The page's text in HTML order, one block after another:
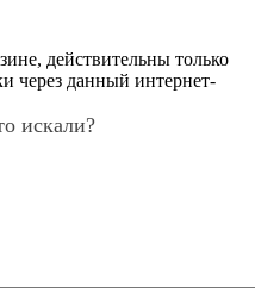
действительны только
через данный интернет-
искали?